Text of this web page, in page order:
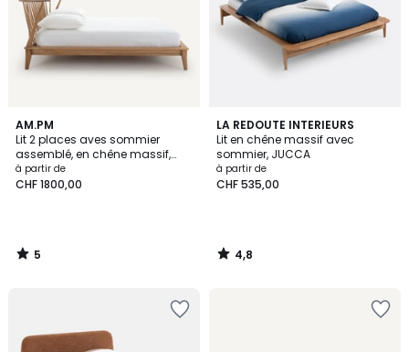
AM.PM
Lit 2 places aves sommier
assemblé, en chêne massif,
CASPIAN
à partir de
CHF 1800,00
5
/
5
5
/
LA REDOUTE INTERIEURS
Lit en chêne massif avec
sommier, JUCCA
à partir de
CHF 535,00
4,8
/ 5
4,8
/